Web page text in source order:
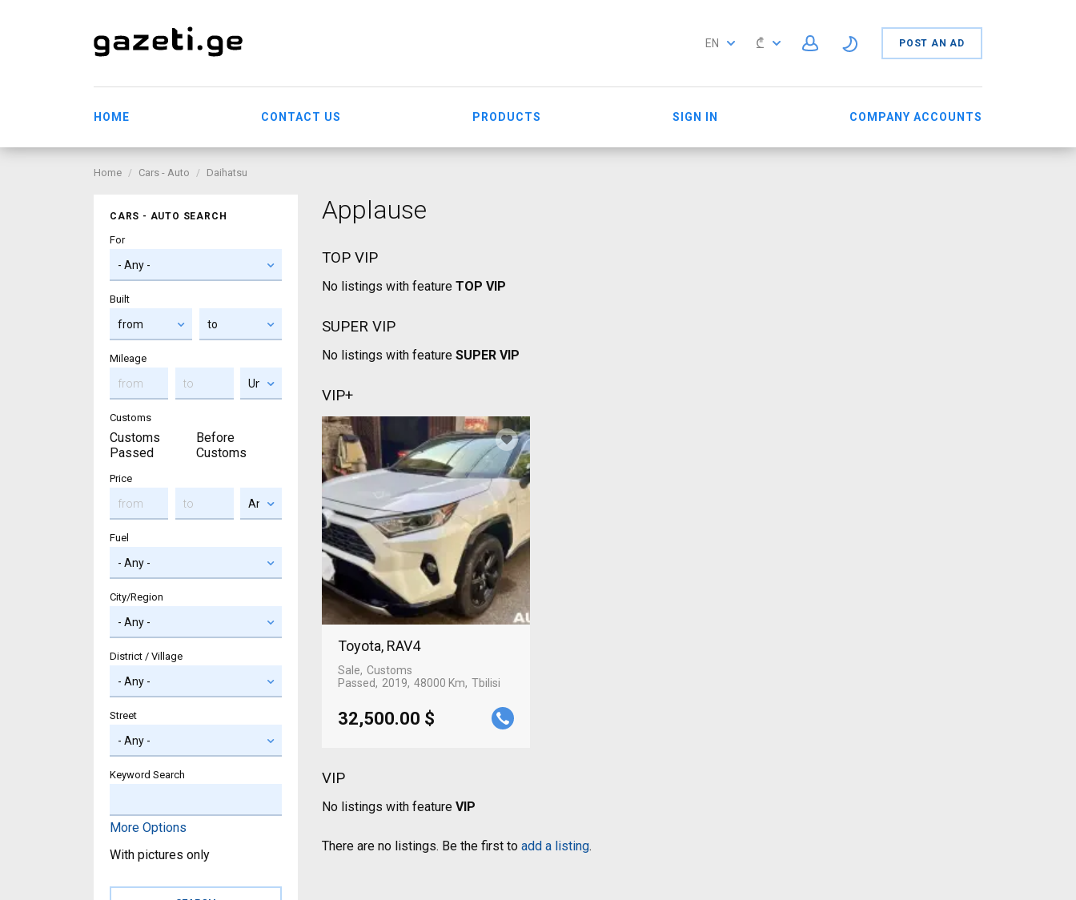
EN ₾ POST AN AD
HOME CONTACT US PRODUCTS SIGN IN COMPANY ACCOUNTS
Home Cars - Auto Daihatsu
CARS - AUTO SEARCH
For
Built
Mileage
Customs
Customs
Passed
Before
Customs
Price
Fuel
City/Region
District / Village
Street
Keyword Search
More Options
With pictures only
Applause
TOP VIP
No listings with feature TOP VIP
SUPER VIP
No listings with feature SUPER VIP
VIP+
Toyota, RAV4
Sale Customs
Passed
2019 48000 Km Tbilisi
32,500.00 $
VIP
No listings with feature VIP
There are no listings. Be the first to add a listing.